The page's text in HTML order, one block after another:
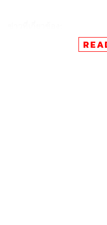
ส่อง Top 5 หุ้น IPO ‘
รีวิว ‘มาตรการกำกับ